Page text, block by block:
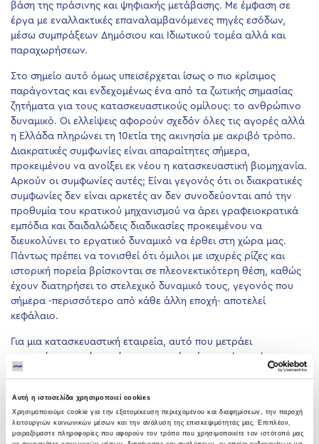
Αυτή η ιστοσελίδα χρησιμοποιεί cookies
Χρησιμοποιούμε cookie για την εξατομίκευση περιεχομένου και διαφημίσεων, την παροχή
λειτουργιών κοινωνικών μέσων και την ανάλυση της επισκεψιμότητάς μας. Επιπλέον,
μοιραζόμαστε πληροφορίες που αφορούν τον τρόπο που χρησιμοποιείτε τον ιστότοπό μας
βάση της πράσινης και ψηφιακής μετάβασης. Με έμφαση σε
έργα με εναλλακτικές επαναλαμβανόμενες πηγές εσόδων,
μέσω συμπράξεων Δημόσιου και Ιδιωτικού τομέα αλλά και
παραχωρήσεων.
Στο σημείο αυτό όμως υπεισέρχεται ίσως ο πιο κρίσιμος
παράγοντας και ενδεχομένως ένα από τα ζωτικής σημασίας
ζητήματα για τους κατασκευαστικούς ομίλους: το ανθρώπινο
δυναμικό. Οι ελλείψεις αφορούν σχεδόν όλες τις αγορές αλλά
η Ελλάδα πληρώνει τη 10ετία της ακινησία με ακριβό τρόπο.
Διακρατικές συμφωνίες είναι απαραίτητες σήμερα,
προκειμένου να ανοίξει εκ νέου η κατασκευαστική βιομηχανία.
Αρκούν οι συμφωνίες αυτές; Είναι γεγονός ότι οι διακρατικές
συμφωνίες δεν είναι αρκετές αν δεν συνοδεύονται από την
προθυμία του κρατικού μηχανισμού να άρει γραφειοκρατικά
εμπόδια και δαιδαλώδεις διαδικασίες προκειμένου να
διευκολύνει το εργατικό δυναμικό να έρθει στη χώρα μας.
Πάντως πρέπει να τονισθεί ότι όμιλοι με ισχυρές ρίζες και
ιστορική πορεία βρίσκονται σε πλεονεκτικότερη θέση, καθώς
έχουν διατηρήσει το στελεχικό δυναμικό τους, γεγονός που
σήμερα -περισσότερο από κάθε άλλη εποχή- αποτελεί
κεφάλαιο.
Για μια κατασκευαστική εταιρεία, αυτό που μετράει
περισσότερο από τον όγκο εργασιών είναι το know how και η
δυνατότητα να σχεδιάζεις και να εκτελείς εξειδικευμένα και
ανάπτυξης. Πολλές εταιρίες μπορούν να κτίζουν με επιτυχία
δρόμους και κτίρια, λίγες όμως μπορούν να δώσουν
ολοκληρωμένες λύσεις σε έργα LNG, Μετρό, Αγωγούς και σε